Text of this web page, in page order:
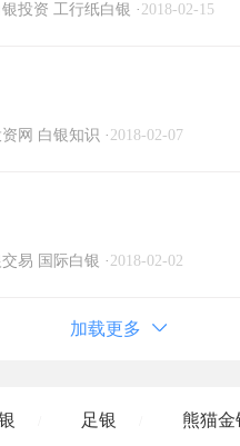
投资 工行纸白银 · 2018-02-15
网 白银知识 · 2018-02-07
易 国际白银 · 2018-02-02
加载更多
足银 熊猫金